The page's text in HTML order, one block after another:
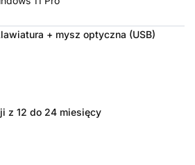
+ mysz optyczna (USB)
z 12 do 24 miesięcy